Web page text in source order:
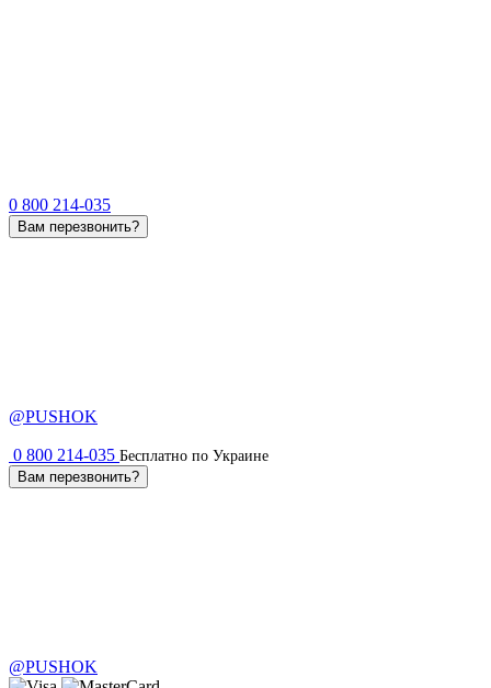
0 800 214-035
Вам перезвонить?
@PUSHOK
0 800 214-035 Бесплатно по Украине
Вам перезвонить?
@PUSHOK